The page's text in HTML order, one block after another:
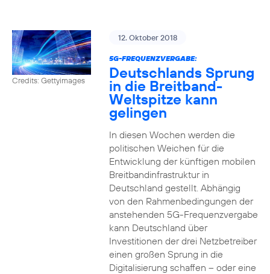
Credits: Gettyimages
12. Oktober 2018
5G-FREQUENZVERGABE:
Deutschlands Sprung
in die Breitband-
Weltspitze kann
gelingen
In diesen Wochen werden die
politischen Weichen für die
Entwicklung der künftigen mobilen
Breitbandinfrastruktur in
Deutschland gestellt. Abhängig
von den Rahmenbedingungen der
anstehenden 5G-Frequenzvergabe
kann Deutschland über
Investitionen der drei Netzbetreiber
einen großen Sprung in die
Digitalisierung schaffen – oder eine